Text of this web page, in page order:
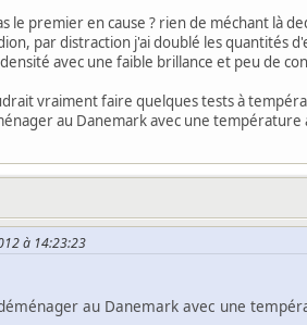
le premier en cause ? rien de méchant là
par distraction j'ai doublé les quantités
avec une faible brillance et peu de
vraiment faire quelques tests à
au Danemark avec une température
à 14:23:23
au Danemark avec une